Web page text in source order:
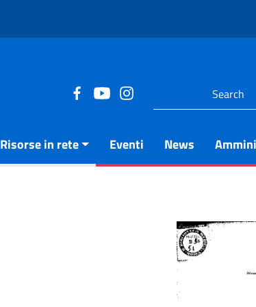
Risorse in rete Eventi News